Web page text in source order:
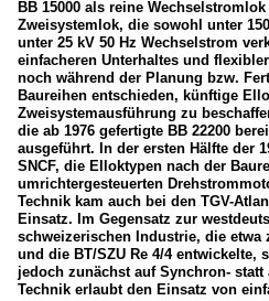
BB 15000 als reine
Zweisystemlok, die sowohl unter
unter 25 kV 50 Hz Wechselstrom
einfacheren Unterhaltes und
noch während der Planung bzw.
Baureihen entschieden, künftige
Zweisystemausführung zu
die ab 1976 gefertigte BB 22200
ausgeführt. In der ersten Hälfte der
SNCF, die Elloktypen nach der
umrichtergesteuerten
Technik kam auch bei den TGV-
Einsatz. Im Gegensatz zur
schweizerischen Industrie, die etwa
und die BT/SZU Re 4/4 entwickelte,
jedoch zunächst auf Synchron-
Technik erlaubt den Einsatz von